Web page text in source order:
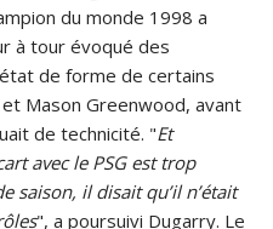
du monde 1998 a
à tour évoqué des
de forme de certains
Mason Greenwood, avant
de technicité. "Et
avec le PSG est trop
saison, il disait qu’il n’était
", a poursuivi Dugarry. Le